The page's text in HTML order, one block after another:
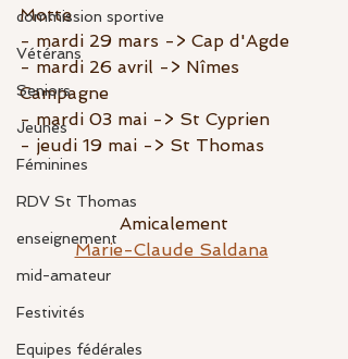
commission sportive
Vétérans
Seniors
Jeunes
Féminines
RDV St Thomas
enseignement
mid-amateur
Festivités
Equipes fédérales
Motte
- mardi 29 mars -> Cap d'Agde
- mardi 26 avril -> Nîmes
Campagne
- mardi 03 mai -> St Cyprien
- jeudi 19 mai -> St Thomas
Amicalement
Marie-Claude Saldana